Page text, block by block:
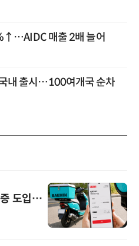
매출 2배 늘어
내 출시…100여개국 순차
증 도입…